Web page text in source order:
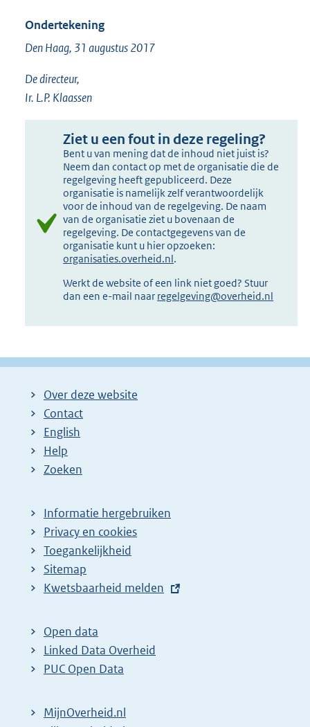
Ondertekening
Den Haag, 31 augustus 2017
De directeur,
Ir. L.P. Klaassen
Ziet u een fout in deze regeling?
Bent u van mening dat de inhoud niet juist is?
Neem dan contact op met de organisatie die de
regelgeving heeft gepubliceerd. Deze
organisatie is namelijk zelf verantwoordelijk
voor de inhoud van de regelgeving. De naam
van de organisatie ziet u bovenaan de
regelgeving. De contactgegevens van de
organisatie kunt u hier opzoeken:
organisaties.overheid.nl.
Werkt de website of een link niet goed? Stuur
dan een e-mail naar regelgeving@overheid.nl
Over deze website
Contact
English
Help
Zoeken
Informatie hergebruiken
Privacy en cookies
Toegankelijkheid
Sitemap
E
t
e
r
l
Kwetsbaarheid melden
Open data
Linked Data Overheid
PUC Open Data
MijnOverheid.nl